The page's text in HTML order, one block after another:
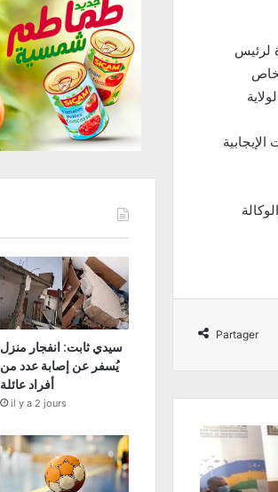
لرئيس
Partager
سيدي ثابت: انفجار منزل
يُسفر عن إصابة عدد من
أفراد عائلة
il y a 2 jours